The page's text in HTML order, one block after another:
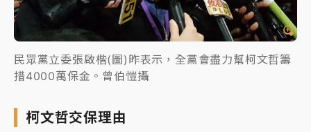
民眾黨立委張啟楷(圖)昨表示，全黨會盡力幫柯文哲籌
措4000萬保金。曾伯愷攝
柯文哲交保理由